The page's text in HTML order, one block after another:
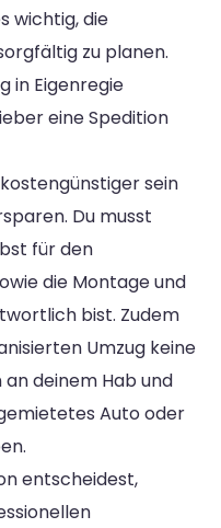
wichtig, die
zu planen.
in Eigenregie
eine Spedition
sein
Du musst
für den
die Montage und
bist. Zudem
Umzug keine
deinem Hab und
Auto oder
entscheidest,